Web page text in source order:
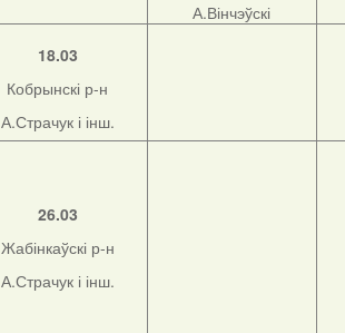
А.Вінчэўскі
18.03
Кобрынскі р-н
А.Страчук і інш.
26.03
Жабінкаўскі р-н
А.Страчук і інш.